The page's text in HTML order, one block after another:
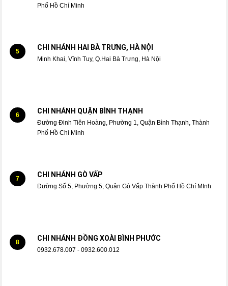
Phố Hồ Chí Minh
5 CHI NHÁNH HAI BÀ TRƯNG, HÀ NỘI
Minh Khai, Vĩnh Tuy, Q.Hai Bà Trưng, Hà Nội
6 CHI NHÁNH QUẬN BÌNH THẠNH
Đường Đinh Tiên Hoàng, Phường 1, Quận Bình Thạnh, Thành
Phố Hồ Chí Minh
7 CHI NHÁNH GÒ VẤP
Đường Số 5, Phường 5, Quận Gò Vấp Thành Phố Hồ Chí MInh
8 CHI NHÁNH ĐỒNG XOÀI BÌNH PHƯỚC
0932.678.007 - 0932.600.012